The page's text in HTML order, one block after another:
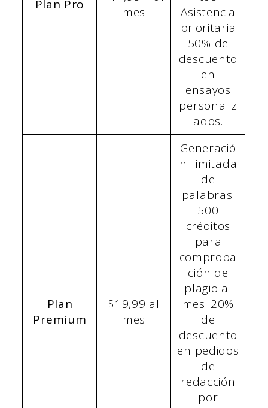
Plan Pro
mes
Asistencia
prioritaria
50% de
descuento
en
ensayos
personaliz
ados.
Plan
Premium
$19,99 al
mes
Generació
n ilimitada
de
palabras.
500
créditos
para
comproba
ción de
plagio al
mes. 20%
de
descuento
en pedidos
de
redacción
por